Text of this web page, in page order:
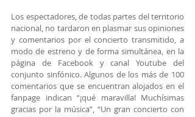
Los espectadores, de todas partes del territorio
nacional, no tardaron en plasmar sus opiniones
y comentarios por el concierto transmitido, a
modo de estreno y de forma simultánea, en la
página de Facebook y canal Youtube del
conjunto sinfónico. Algunos de los más de 100
comentarios que se encuentran alojados en el
fanpage indican “¡qué maravilla! Muchísimas
gracias por la música”, “Un gran concierto con